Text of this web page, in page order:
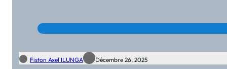
Fiston Axel ILUNGA Décembre 26, 2025